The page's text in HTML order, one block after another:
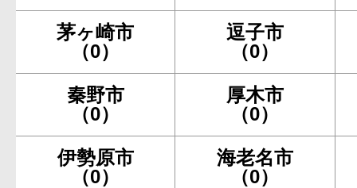
茅ヶ崎市
（0）
逗子市
（0）
秦野市
（0）
厚木市
（0）
伊勢原市
（0）
海老名市
（0）